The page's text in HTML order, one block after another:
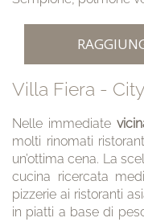
Villa Fiera -
Nelle immediate
molti rinomati
un’ottima cena. La
cucina ricercata
pizzerie ai ristoranti
in piatti a base di